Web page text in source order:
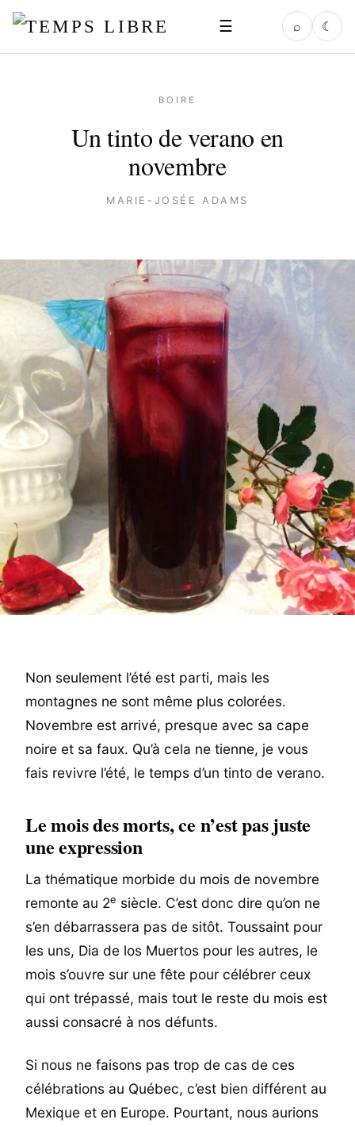
☰ ⌕ ☾
BOIRE
Un tinto de verano en
novembre
MARIE-JOSÉE ADAMS
Non seulement l’été est parti, mais les
montagnes ne sont même plus colorées.
Novembre est arrivé, presque avec sa cape
noire et sa faux. Qu’à cela ne tienne, je vous
fais revivre l’été, le temps d’un tinto de verano.
Le mois des morts, ce n’est pas juste
une expression
La thématique morbide du mois de novembre
remonte au 2e siècle. C’est donc dire qu’on ne
s’en débarrassera pas de sitôt. Toussaint pour
les uns, Dia de los Muertos pour les autres, le
mois s’ouvre sur une fête pour célébrer ceux
qui ont trépassé, mais tout le reste du mois est
aussi consacré à nos défunts.
Si nous ne faisons pas trop de cas de ces
célébrations au Québec, c’est bien différent au
Mexique et en Europe. Pourtant, nous aurions